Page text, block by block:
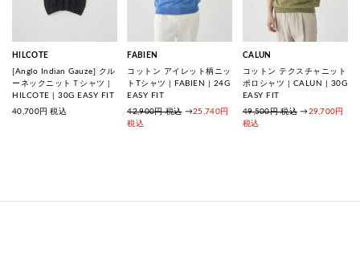
HILCOTE
[Anglo Indian Gauze] クル
ーネックニットＴシャツ |
HILCOTE | 30G EASY FIT
40,700円 税込
FABIEN
コットン アイレット柄ニッ
トTシャツ | FABIEN | 24G
EASY FIT
42,900円 税込→25,740円
税込
CALUN
コットン テクスチャニット
ポロシャツ | CALUN | 30G
EASY FIT
49,500円 税込→29,700円
税込